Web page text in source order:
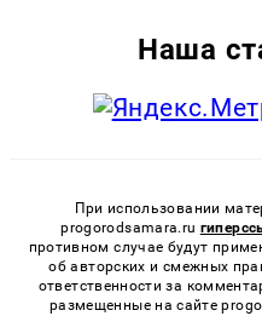
Наша
При использовании
progorodsamara.ru
противном случае будут
об авторских и смежных
ответственности за
размещенные на сайте